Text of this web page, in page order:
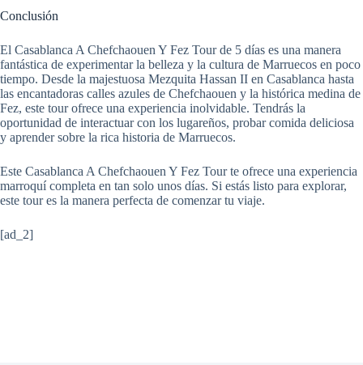
Conclusión
El Casablanca A Chefchaouen Y Fez Tour de 5 días es una manera
fantástica de experimentar la belleza y la cultura de Marruecos en poco
tiempo. Desde la majestuosa Mezquita Hassan II en Casablanca hasta
las encantadoras calles azules de Chefchaouen y la histórica medina de
Fez, este tour ofrece una experiencia inolvidable. Tendrás la
oportunidad de interactuar con los lugareños, probar comida deliciosa
y aprender sobre la rica historia de Marruecos.
Este Casablanca A Chefchaouen Y Fez Tour te ofrece una experiencia
marroquí completa en tan solo unos días. Si estás listo para explorar,
este tour es la manera perfecta de comenzar tu viaje.
[ad_2]